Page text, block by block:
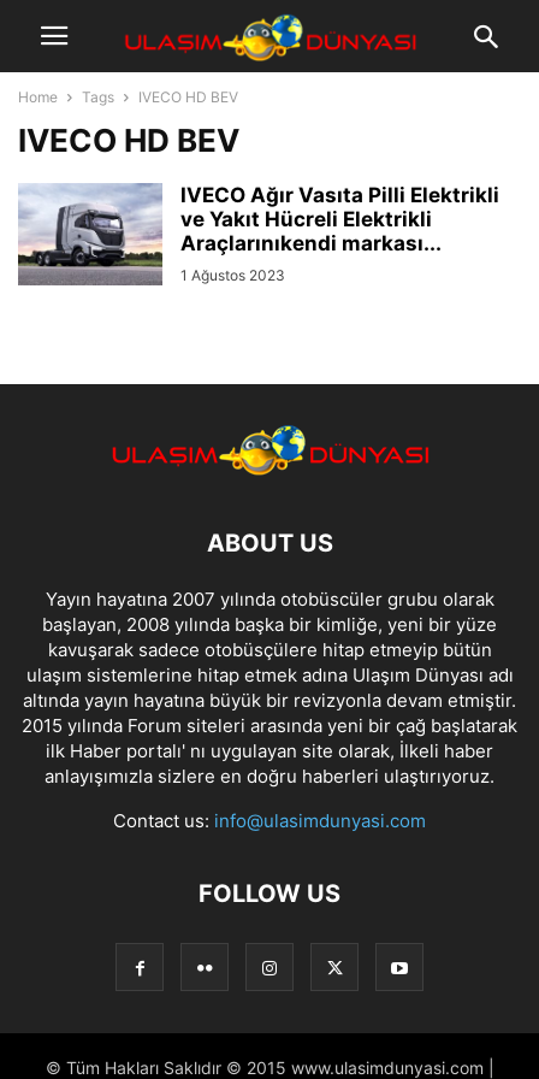
Home Tags IVECO HD BEV
IVECO HD BEV
IVECO Ağır Vasıta Pilli Elektrikli
ve Yakıt Hücreli Elektrikli
Araçlarınıkendi markası...
1 Ağustos 2023
ABOUT US
Yayın hayatına 2007 yılında otobüscüler grubu olarak
başlayan, 2008 yılında başka bir kimliğe, yeni bir yüze
kavuşarak sadece otobüsçülere hitap etmeyip bütün
ulaşım sistemlerine hitap etmek adına Ulaşım Dünyası adı
altında yayın hayatına büyük bir revizyonla devam etmiştir.
2015 yılında Forum siteleri arasında yeni bir çağ başlatarak
ilk Haber portalı' nı uygulayan site olarak, İlkeli haber
anlayışımızla sizlere en doğru haberleri ulaştırıyoruz.
Contact us: info@ulasimdunyasi.com
FOLLOW US
© Tüm Hakları Saklıdır © 2015 www.ulasimdunyasi.com |